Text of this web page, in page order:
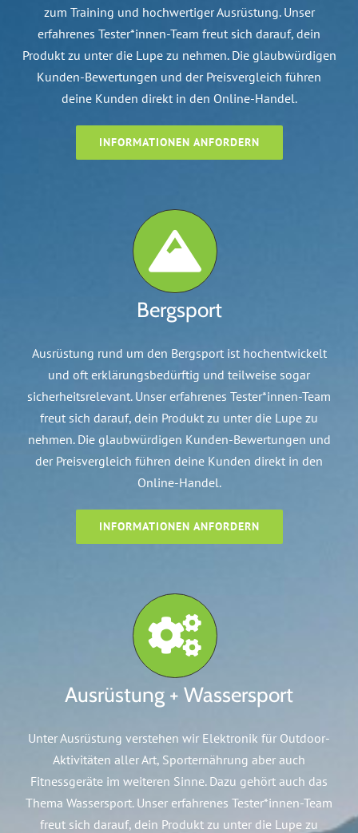
zum Training und hochwertiger Ausrüstung. Unser
erfahrenes Tester*innen-Team freut sich darauf, dein
Produkt zu unter die Lupe zu nehmen. Die glaubwürdigen
Kunden-Bewertungen und der Preisvergleich führen
deine Kunden direkt in den Online-Handel.
INFORMATIONEN ANFORDERN
Bergsport
Ausrüstung rund um den Bergsport ist hochentwickelt
und oft erklärungsbedürftig und teilweise sogar
sicherheitsrelevant. Unser erfahrenes Tester*innen-Team
freut sich darauf, dein Produkt zu unter die Lupe zu
nehmen. Die glaubwürdigen Kunden-Bewertungen und
der Preisvergleich führen deine Kunden direkt in den
Online-Handel.
INFORMATIONEN ANFORDERN
Ausrüstung + Wassersport
UnterAusrüstung verstehen wir Elektronik für Outdoor-
Aktivitäten aller Art, Sporternährung aber auch
Fitnessgeräte im weiteren Sinne. Dazu gehört auch das
Thema Wassersport. Unser erfahrenes Tester*innen-Team
freut sich darauf, dein Produkt zu unter die Lupe zu